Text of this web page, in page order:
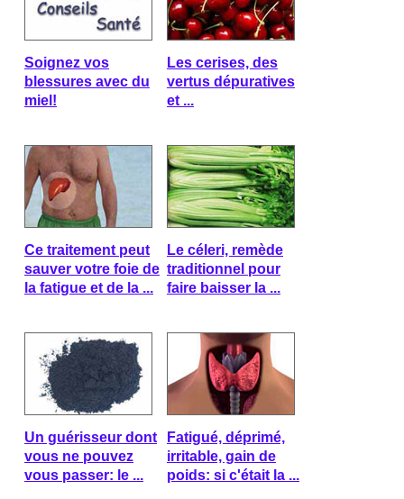
Soignez vos
blessures avec du
miel!
Les cerises, des
vertus dépuratives
et ...
Ce traitement peut
sauver votre foie de
la fatigue et de la ...
Le céleri, remède
traditionnel pour
faire baisser la ...
Un guérisseur dont
vous ne pouvez
vous passer: le ...
Fatigué, déprimé,
irritable, gain de
poids: si c'était la ...